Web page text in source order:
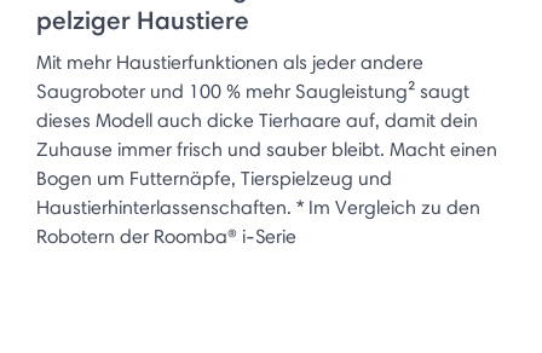
pelziger Haustiere
Mit mehr Haustierfunktionen als jeder andere
Saugroboter und 100 % mehr Saugleistung² saugt
dieses Modell auch dicke Tierhaare auf, damit dein
Zuhause immer frisch und sauber bleibt. Macht einen
Bogen um Futternäpfe, Tierspielzeug und
Haustierhinterlassenschaften. * Im Vergleich zu den
Robotern der Roomba® i-Serie